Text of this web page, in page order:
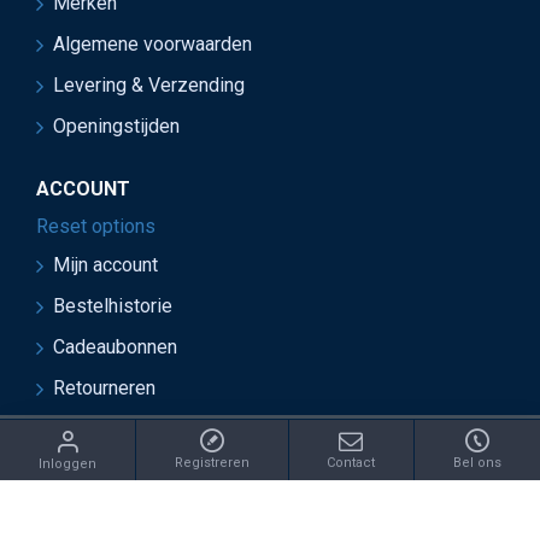
Algemene voorwaarden
Levering & Verzending
Openingstijden
ACCOUNT
Reset options
Mijn account
Bestelhistorie
Cadeaubonnen
Retourneren
2021 Juwelier van Soest - Ontwikkeld door OnlineBouwers
Inloggen Registreren Contact Bel ons